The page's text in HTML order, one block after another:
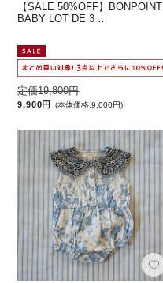
【SALE 50%OFF】BONPOINT
BABY LOT DE 3 …
定価19,800円
9,900円 (本体価格:9,000円)